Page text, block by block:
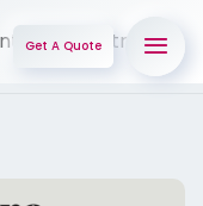
Get A Quote
omul între B ...